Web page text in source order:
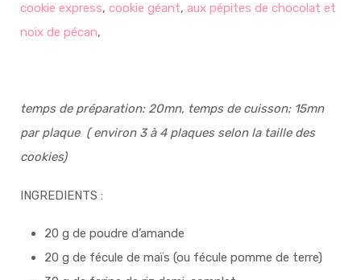
cookie express, cookie géant, aux pépites de chocolat et
noix de pécan,
temps de préparation: 20mn, temps de cuisson: 15mn
par plaque ( environ 3 à 4 plaques selon la taille des
cookies)
INGREDIENTS :
20 g de poudre d’amande
20 g de fécule de maïs (ou fécule pomme de terre)